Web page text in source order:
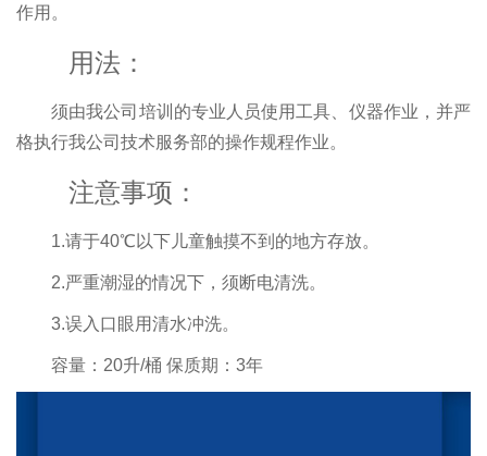
作用。
用法：
须由我公司培训的专业人员使用工具、仪器作业，并严
格执行我公司技术服务部的操作规程作业。
注意事项：
1.请于40℃以下儿童触摸不到的地方存放。
2.严重潮湿的情况下，须断电清洗。
3.误入口眼用清水冲洗。
容量：20升/桶 保质期：3年